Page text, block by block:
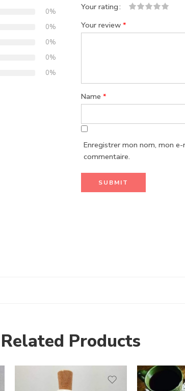
0%
0%
0%
0%
0%
Your rating
Your review *
Name *
Enregistrer mon nom, mon
commentaire.
Related Products